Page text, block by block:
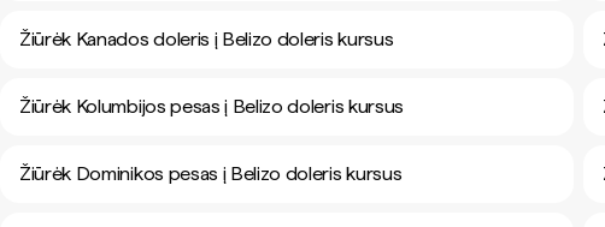
Žiūrėk Kanados doleris į Belizo doleris kursus
Žiūrėk Kolumbijos pesas į Belizo doleris kursus
Žiūrėk Dominikos pesas į Belizo doleris kursus